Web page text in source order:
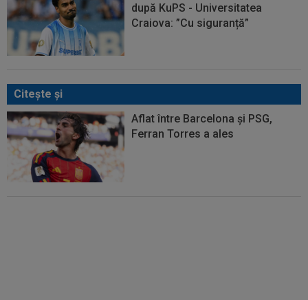
după KuPS - Universitatea
Craiova: ”Cu siguranță”
Citeşte şi
Aflat între Barcelona și PSG,
Ferran Torres a ales